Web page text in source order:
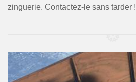
zinguerie. Contactez-le sans tarder !